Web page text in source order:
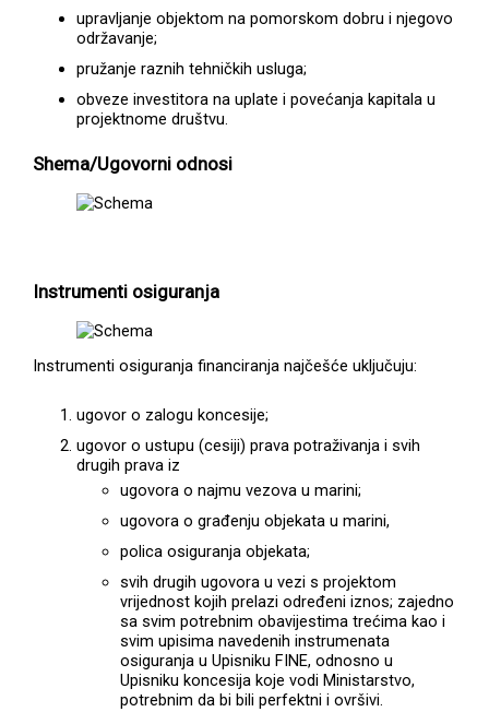
upravljanje objektom na pomorskom dobru i njegovo
održavanje;
pružanje raznih tehničkih usluga;
obveze investitora na uplate i povećanja kapitala u
projektnome društvu.
Shema/Ugovorni odnosi
Instrumenti osiguranja
Instrumenti osiguranja financiranja najčešće uključuju:
ugovor o zalogu koncesije;
ugovor o ustupu (cesiji) prava potraživanja i svih
drugih prava iz
ugovora o najmu vezova u marini;
ugovora o građenju objekata u marini,
polica osiguranja objekata;
svih drugih ugovora u vezi s projektom
vrijednost kojih prelazi određeni iznos; zajedno
sa svim potrebnim obavijestima trećima kao i
svim upisima navedenih instrumenata
osiguranja u Upisniku FINE, odnosno u
Upisniku koncesija koje vodi Ministarstvo,
potrebnim da bi bili perfektni i ovršivi.